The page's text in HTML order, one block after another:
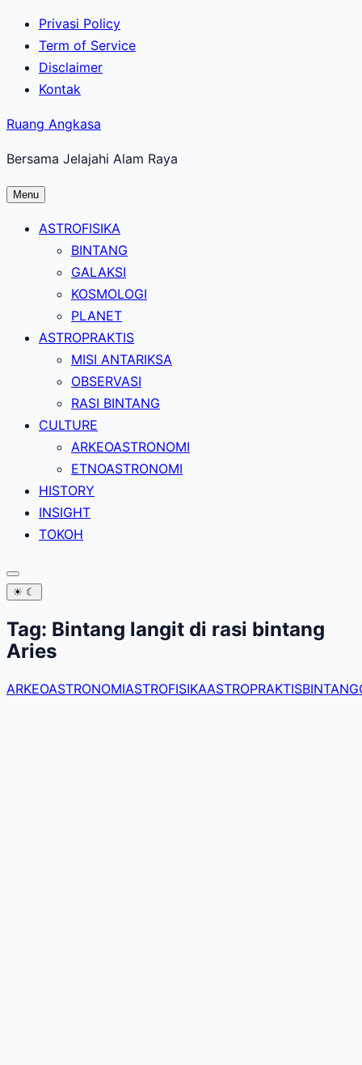
Lewati
konten
utama
Privasi Policy
Term of Service
Disclaimer
Kontak
Ruang Angkasa
Bersama Jelajahi Alam Raya
Menu
ASTROFISIKA
BINTANG
GALAKSI
KOSMOLOGI
PLANET
ASTROPRAKTIS
MISI ANTARIKSA
OBSERVASI
RASI BINTANG
CULTURE
ARKEOASTRONOMI
ETNOASTRONOMI
HISTORY
INSIGHT
TOKOH
☀ ☾
Tag: Bintang langit di rasi bintang
Aries
ARKEOASTRONOMIASTROFISIKAASTROPRAKTISBINTANG